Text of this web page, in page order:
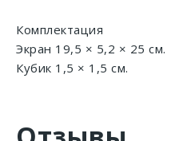
Комплектация
Экран 19,5 × 5,2 × 25 см.
Кубик 1,5 × 1,5 см.